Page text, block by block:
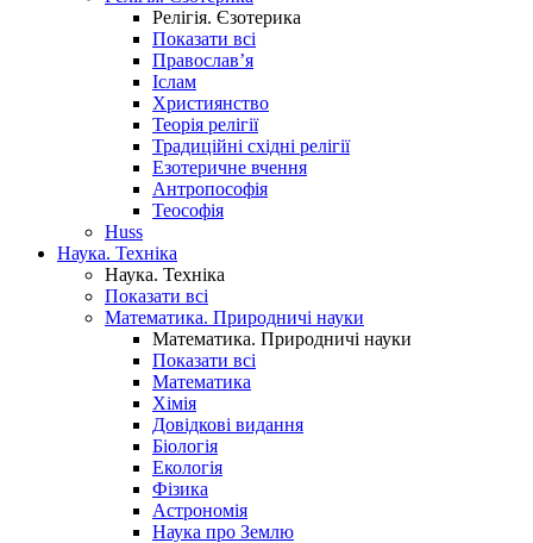
Релігія. Єзотерика
Показати всі
Православ’я
Іслам
Християнство
Теорія релігії
Традиційні східні релігії
Езотеричне вчення
Антропософія
Теософія
Huss
Наука. Техніка
Наука. Техніка
Показати всі
Математика. Природничі науки
Математика. Природничі науки
Показати всі
Математика
Хімія
Довідкові видання
Біологія
Екологія
Фізика
Астрономія
Наука про Землю